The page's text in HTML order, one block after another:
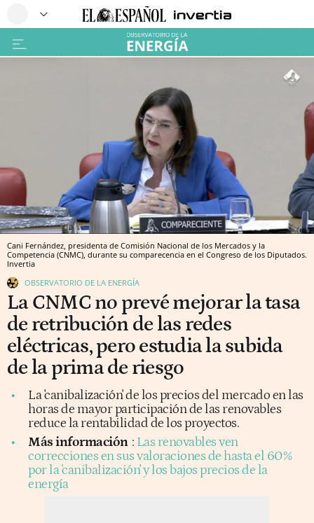
Cani Fernández, presidenta de Comisión Nacional de los Mercados y la
Competencia (CNMC), durante su comparecencia en el Congreso de los Diputados.
Invertia
OBSERVATORIO DE LA ENERGÍA
La CNMC no prevé mejorar la tasa
de retribución de las redes
eléctricas, pero estudia la subida
de la prima de riesgo
La 'canibalización' de los precios del mercado en las
horas de mayor participación de las renovables
reduce la rentabilidad de los proyectos.
Más información : Las renovables ven
correcciones en sus valoraciones de hasta el 60%
por la 'canibalización' y los bajos precios de la
energía